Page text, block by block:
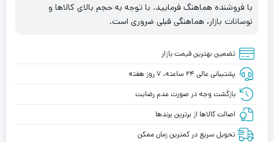
با فروشنده هماهنگ فرمایید. با توجه به حجم بالای کالاها و
نوسانات بازار، هماهنگی قبلی ضروری است.
تضمین بهترین قیمت بازار
پشتیبانی عالی ۲۴ ساعته، ۷ روز هفته
بازگشت وجه در صورت عدم رضایت
اصالت کالاها از برترین برندها
تحویل سریع در کمترین زمان ممکن